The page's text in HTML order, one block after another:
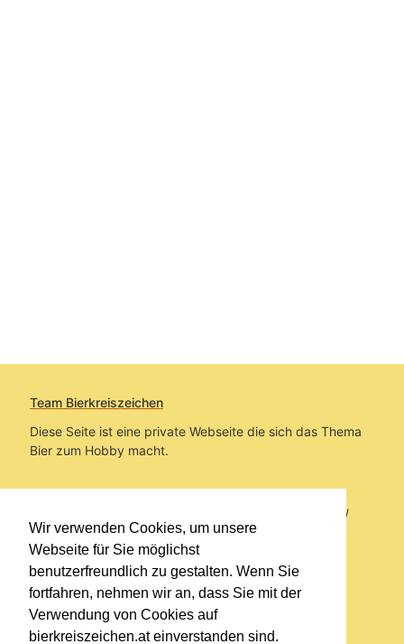
Wir verwenden Cookies, um unsere
Webseite für Sie möglichst
benutzerfreundlich zu gestalten. Wenn Sie
fortfahren, nehmen wir an, dass Sie mit der
Verwendung von Cookies auf
bierkreiszeichen.at einverstanden sind.
Team Bierkreiszeichen
Diese Seite ist eine private Webseite die sich das Thema
Bier zum Hobby macht.
Sie befinden sich auf https://www.bierkreiszeichen.at/
im Pfad:Übers Bier/Biersorten
Erstellt: 2019-03-14
Links